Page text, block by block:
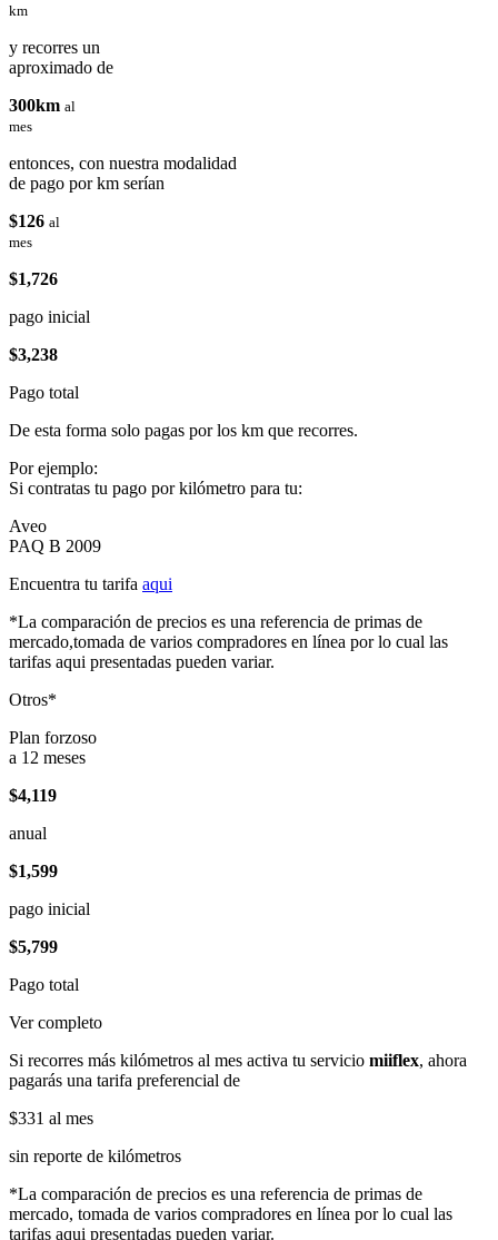
km
y recorres un
aproximado de
300km al
mes
entonces, con nuestra modalidad
de pago por km serían
$126 al
mes
$1,726
pago inicial
$3,238
Pago total
De esta forma solo pagas por los km que recorres.
Por ejemplo:
Si contratas tu pago por kilómetro para tu:
Aveo
PAQ B 2009
Encuentra tu tarifa aqui
*La comparación de precios es una referencia de primas de
mercado,tomada de varios compradores en línea por lo cual las
tarifas aqui presentadas pueden variar.
Otros*
Plan forzoso
a 12 meses
$4,119
anual
$1,599
pago inicial
$5,799
Pago total
Ver completo
Si recorres más kilómetros al mes activa tu servicio miiflex, ahora
pagarás una tarifa preferencial de
$331 al mes
sin reporte de kilómetros
*La comparación de precios es una referencia de primas de
mercado, tomada de varios compradores en línea por lo cual las
tarifas aqui presentadas pueden variar.